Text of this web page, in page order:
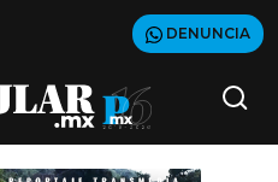
DENUNCIA